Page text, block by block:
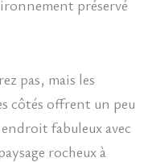
préservé
pas, mais les
côtés offrent un peu
fabuleux avec
rocheux à